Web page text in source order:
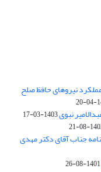
نیروهای حافظ صلح
نبوی1403-03-17
1402-
جناب آقای دکتر مهدی
1401-08-26